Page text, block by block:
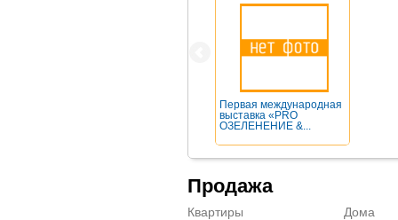
Первая международная
выставка «PRO
ОЗЕЛЕНЕНИЕ &...
Продажа
Квартиры
Дома